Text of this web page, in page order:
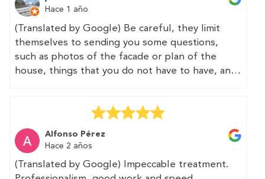
I subsequently received the certificate in a
couple of days, and then received the
registration certificate and the energy
certification label from the administration.
Thank you very much. The work was quick and at
professionals and will use their services again.
(Original)
Profesionalidad y trato inmejorable.
El profesional que vino a tomar medidas fue
Hace 1 año
(Translated by Google) Be careful, they limit
themselves to sending you some questions,
such as photos of the facade or plan of the
house, things that you do not have to have, and
which you live. They sell this as "speed", but if
so, you can say anything.
The "service" is charged in advance. I hope that
the return of the same for not meeting what
Alfonso Pérez
Hace 2 años
(Translated by Google) Impeccable treatment.